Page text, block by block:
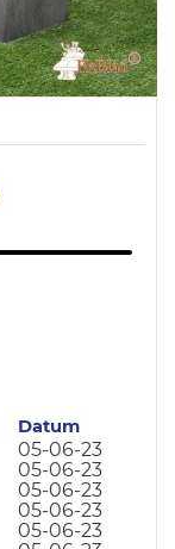
Datum
05-06-23
05-06-23
05-06-23
05-06-23
05-06-23